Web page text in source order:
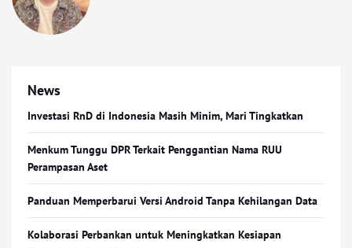
News
Investasi RnD di Indonesia Masih Minim, Mari Tingkatkan
Menkum Tunggu DPR Terkait Penggantian Nama RUU
Perampasan Aset
Panduan Memperbarui Versi Android Tanpa Kehilangan Data
Kolaborasi Perbankan untuk Meningkatkan Kesiapan